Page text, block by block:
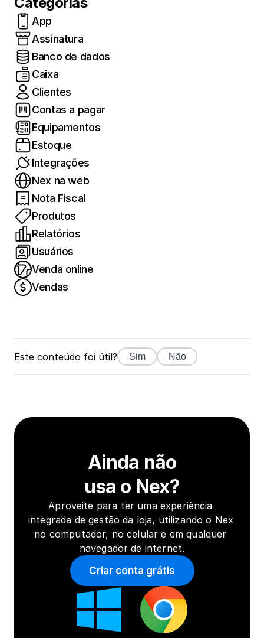
App
Assinatura
Banco de dados
Caixa
Clientes
Contas a pagar
Equipamentos
Estoque
Integrações
Nex na web
Nota Fiscal
Produtos
Relatórios
Usuários
Venda online
Vendas
Este conteúdo foi útil? Sim Não
Ainda não
usa o Nex?
Aproveite para ter uma experiência
integrada de gestão da loja, utilizando o Nex
no computador, no celular e em qualquer
navegador de internet.
Criar conta grátis